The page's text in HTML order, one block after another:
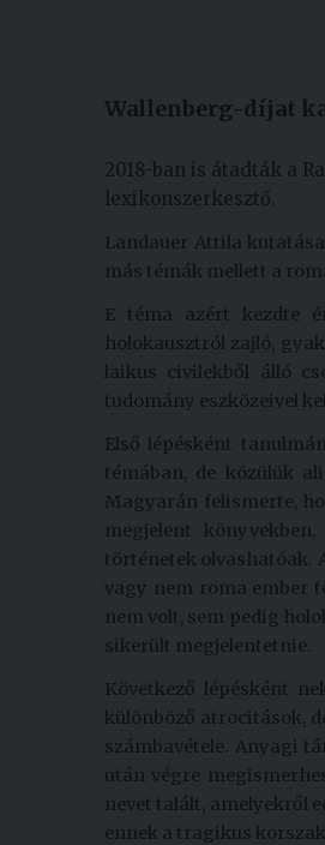
Wallenberg-díjat
2018-ban is átadták a
lexikonszerkesztő.
Landauer Attila
más témák mellett a
E téma azért kezdte
holokausztról zajló,
laikus civilekből álló
tudomány eszközeivel
Első lépésként
témában, de közülük
Magyarán felismerte,
megjelent
történetek olvashatóak.
vagy nem roma ember
nem volt, sem pedig
sikerült megjelentetnie.
Következő lépésként
különböző atrocitások,
számbavétele. Anyagi
után végre
nevet talált, amelyekről
ennek a tragikus